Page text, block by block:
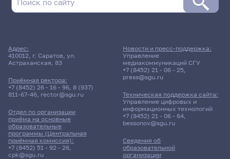
Адрес:
410012, г. Саратов, ул.
Астраханская, 83
Приёмная ректора:
+7 (8452) 26 - 16 - 96, 8 (937)
811-67-46, rector@sgu.ru
Отдел по организации
приёма на основные
образовательные
программы (Центральная
приёмная комиссия):
+7 (8452) 51 - 92 - 26,
cpk@sgu.ru
Сведения об
образовательной
организации
Новости и пресс-поддержка:
Управление
медиакоммуникаций СГУ
+7 (8452) 21 - 06 - 25,
press@sgu.ru
Техническая поддержка сайта:
Управление цифровых и
информационных технологий
+7 (8452) 21 - 06 - 64,
bessonov@sgu.ru